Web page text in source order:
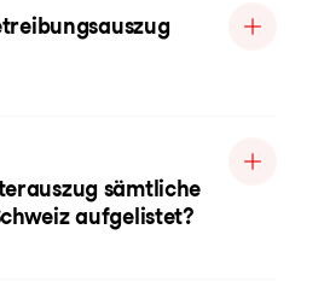
sämtliche
aufgelistet?